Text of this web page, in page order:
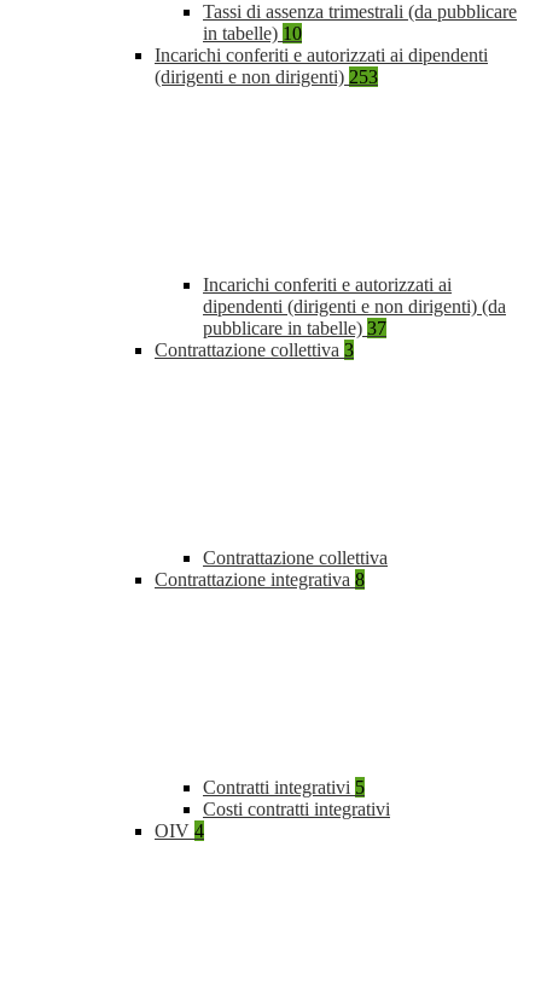
Tassi di assenza trimestrali (da pubblicare
in tabelle) 10
Incarichi conferiti e autorizzati ai dipendenti
(dirigenti e non dirigenti) 253
Incarichi conferiti e autorizzati ai
dipendenti (dirigenti e non dirigenti) (da
pubblicare in tabelle) 37
Contrattazione collettiva 3
Contrattazione collettiva
Contrattazione integrativa 8
Contratti integrativi 5
Costi contratti integrativi
OIV 4